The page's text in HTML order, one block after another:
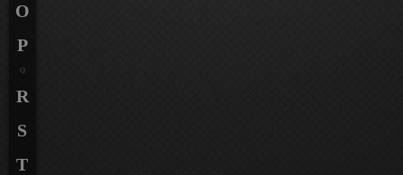
O
P
Q
R
S
T